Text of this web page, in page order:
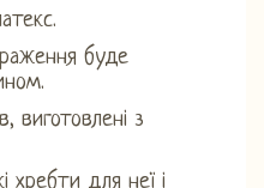
буде
виготовлені з
хребти для неї і